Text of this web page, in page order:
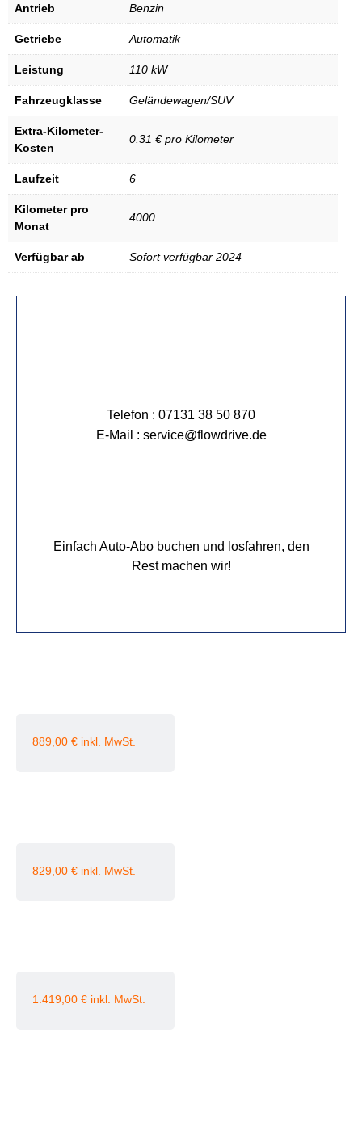
Antrieb Benzin
Getriebe Automatik
Leistung 110 kW
Fahrzeugklasse Geländewagen/SUV
Extra-Kilometer-
Kosten
0.31 € pro Kilometer
Laufzeit 6
Kilometer pro
Monat
4000
Verfügbar ab Sofort verfügbar 2024
Telefon : 07131 38 50 870
E-Mail : service@flowdrive.de
Einfach Auto-Abo buchen und losfahren, den
Rest machen wir!
889,00 €
829,00 €
1.419,00 €